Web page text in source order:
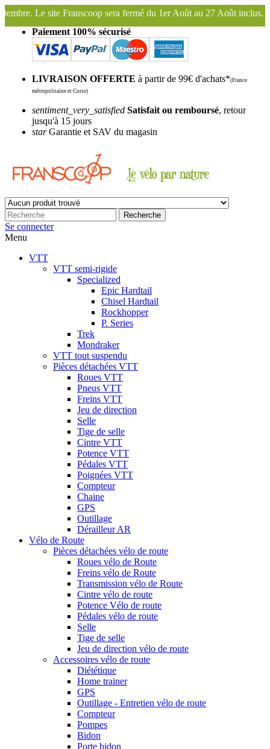
du 1er Août au 27 Août inclus. Bonnes vacances !
Paiement 100% sécurisé
LIVRAISON OFFERTE à partir de 99€ d'achats*(France
métropolitaine et Corse)
sentiment_very_satisfied Satisfait ou remboursé, retour
jusqu'à 15 jours
starGarantie et SAV du magasin
Recherche
Se connecter
Menu
VTT
VTT semi-rigide
Specialized
Epic Hardtail
Chisel Hardtail
Rockhopper
P. Series
Trek
Mondraker
VTT tout suspendu
Pièces détachées VTT
Roues VTT
Pneus VTT
Freins VTT
Jeu de direction
Selle
Tige de selle
Cintre VTT
Potence VTT
Pédales VTT
Poignées VTT
Compteur
Chaine
GPS
Outillage
Dérailleur AR
Vélo de Route
Pièces détachées vélo de route
Roues vélo de Route
Freins vélo de Route
Transmission vélo de Route
Cintre vélo de route
Potence Vélo de route
Pédales vélo de route
Selle
Tige de selle
Jeu de direction vélo de route
Accessoires vélo de route
Diététique
Home trainer
GPS
Outillage - Entretien vélo de route
Compteur
Pompes
Bidon
Porte bidon